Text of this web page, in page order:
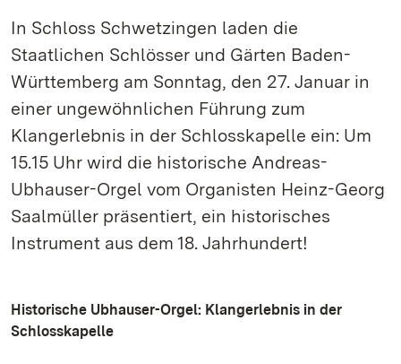
In Schloss Schwetzingen laden die
Staatlichen Schlösser und Gärten Baden-
Württemberg am Sonntag, den 27. Januar in
einer ungewöhnlichen Führung zum
Klangerlebnis in der Schlosskapelle ein: Um
15.15 Uhr wird die historische Andreas-
Ubhauser-Orgel vom Organisten Heinz-Georg
Saalmüller präsentiert, ein historisches
Instrument aus dem 18. Jahrhundert!
Historische Ubhauser-Orgel: Klangerlebnis in der
Schlosskapelle